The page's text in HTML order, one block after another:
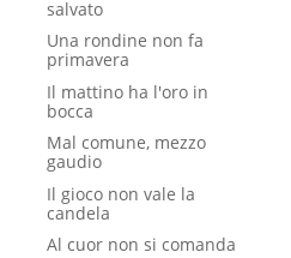
salvato
Una rondine non fa
primavera
Il mattino ha l'oro in
bocca
Mal comune, mezzo
gaudio
Il gioco non vale la
candela
Al cuor non si comanda